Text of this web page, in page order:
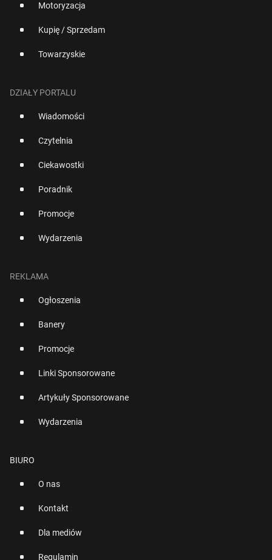
Motoryzacja
Kupię / Sprzedam
Towarzyskie
DZIAŁY PORTALU
Wiadomości
Czytelnia
Ciekawostki
Poradnik
Promocje
Wydarzenia
REKLAMA
Ogłoszenia
Banery
Promocje
Linki Sponsorowane
Artykuły Sponsorowane
Wydarzenia
BIURO
O nas
Kontakt
Dla mediów
Regulamin